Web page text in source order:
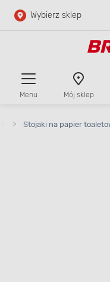
Przejdź do głównej
Wybierz sklep
Menu Mój sklep
> Stojaki na papier